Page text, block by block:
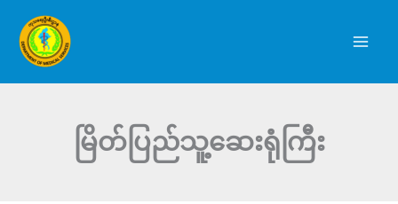
content
မြိတ်ပြည်သူ့ဆေးရုံကြီး